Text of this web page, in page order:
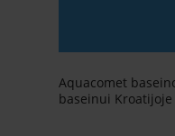
Aquacomet
baseinui Kroatijoje